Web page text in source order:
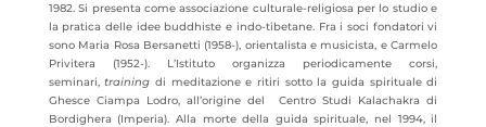
1982. Si presenta come associazione culturale-religiosa per lo studio e
la pratica delle idee buddhiste e indo-tibetane. Fra i soci fondatori vi
sono Maria Rosa Bersanetti (1958-), orientalista e musicista, e Carmelo
Privitera (1952-). L’Istituto organizza periodicamente corsi,
seminari,training di meditazione e ritiri sotto la guida spirituale di
Ghesce Ciampa Lodro, all’origine del Centro Studi Kalachakra di
Bordighera (Imperia). Alla morte della guida spirituale, nel 1994, il